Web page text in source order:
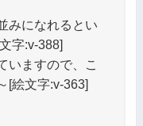
みになれるとい
字:v-388]
いますので、こ
[絵文字:v-363]